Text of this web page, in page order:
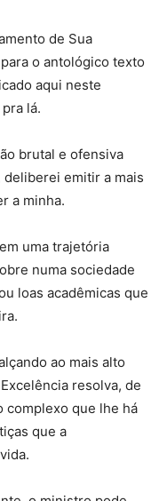
de Sua
o antológico texto
aqui neste
lá.
brutal e ofensiva
deliberei emitir a mais
a minha.
uma trajetória
numa sociedade
loas acadêmicas que
ao mais alto
resolva, de
complexo que lhe há
que a